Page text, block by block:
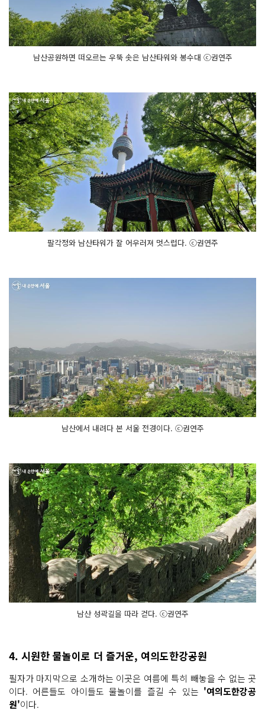
남산공원하면 떠오르는 우뚝 솟은 남산타워와 봉수대 ⓒ권연주
팔각정와 남산타워가 잘 어우러져 멋스럽다. ⓒ권연주
남산에서 내려다 본 서울 전경이다. ⓒ권연주
남산 성곽길을 따라 걷다. ⓒ권연주
4. 시원한 물놀이로 더 즐거운, 여의도한강공원
필자가 마지막으로 소개하는 이곳은 여름에 특히 빼놓을 수 없는 곳
이다. 어른들도 아이들도 물놀이를 즐길 수 있는 '여의도한강공
원'이다.